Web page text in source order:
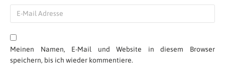
Meinen Namen, E-Mail und Website in diesem Browser
speichern, bis ich wieder kommentiere.